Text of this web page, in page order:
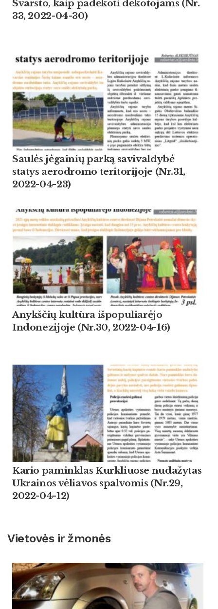
Svarsto, kaip padėkoti dėkotojams (Nr.
33, 2022-04-30)
Saulės jėgainių parką savivaldybė
statys aerodromo teritorijoje (Nr.31,
2022-04-23)
Anykščių kultūra išpopuliarėjo
Indonezijoje (Nr.30, 2022-04-16)
Kario paminklas Kurkliuose nudažytas
Ukrainos vėliavos spalvomis (Nr.29,
2022-04-12)
Vietovės ir žmonės